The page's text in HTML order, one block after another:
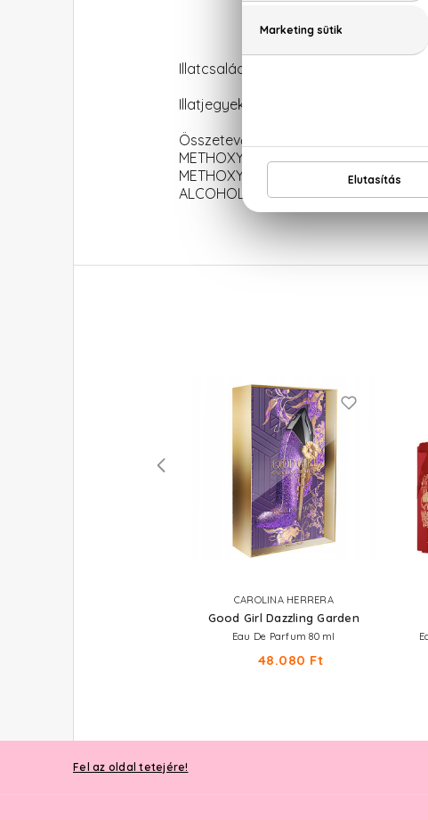
Illatcsalád: Virágos-orientális
Illatjegyek: Mandarin, ylang-ylang,
Összetevők: ALCOHOL DENAT.,
METHOXYCINNAMATE,
METHOXYDIBENZOYLMETHANE,
ALCOHOL, TETRASODIUM EDTA,
CAROLINA HERRERA
Good Girl Dazzling Garden
Eau De Parfum 80 ml
48.080 Ft
Fel az oldal tetejére!